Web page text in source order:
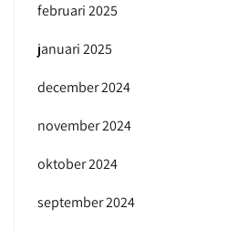
februari 2025
januari 2025
december 2024
november 2024
oktober 2024
september 2024